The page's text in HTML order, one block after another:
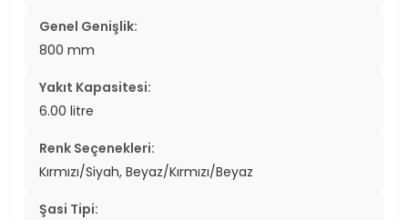
Genel Genişlik:
800 mm
Yakıt Kapasitesi:
6.00 litre
Renk Seçenekleri:
Kırmızı/Siyah, Beyaz/Kırmızı/Beyaz
Şasi Tipi: